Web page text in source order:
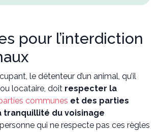
pour l’interdiction
le détenteur d’un animal, qu’il
locataire, doit respecter la
communes et des parties
tranquillité du voisinage
qui ne respecte pas ces règles